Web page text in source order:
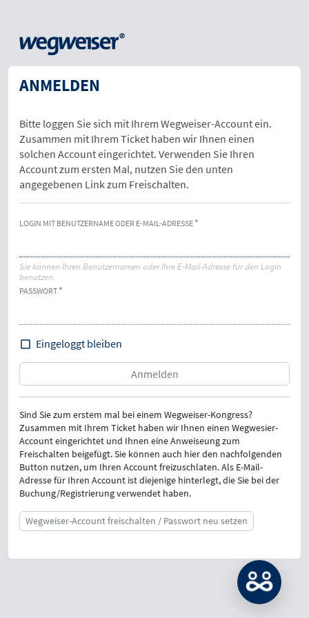
ANMELDEN
Bitte loggen Sie sich mit Ihrem Wegweiser-Account ein.
Zusammen mit Ihrem Ticket haben wir Ihnen einen
solchen Account eingerichtet. Verwenden Sie Ihren
Account zum ersten Mal, nutzen Sie den unten
angegebenen Link zum Freischalten.
LOGIN MIT BENUTZERNAME ODER E-MAIL-ADRESSE
Sie können Ihren Benutzernamen oder Ihre E-Mail-Adresse für den Login
benutzen.
PASSWORT
Eingeloggt bleiben
Sind Sie zum erstem mal bei einem Wegweiser-Kongress?
Zusammen mit Ihrem Ticket haben wir Ihnen einen Wegwesier-
Account eingerichtet und Ihnen eine Anweiseung zum
Freischalten beigefügt. Sie können auch hier den nachfolgenden
Button nutzen, um Ihren Account freizuschlaten. Als E-Mail-
Adresse für Ihren Account ist diejenige hinterlegt, die Sie bei der
Buchung/Registrierung verwendet haben.
Wegweiser-Account freischalten / Passwort neu setzen